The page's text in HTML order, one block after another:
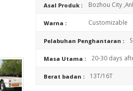
Asal Produk : Bozhou City
Warna : Customizable
Pelabuhan Penghantaran :
Masa Utama : 20-30 days
Berat badan : 13T/16T